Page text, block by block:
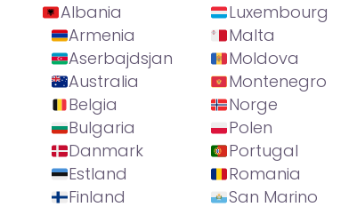
Albania
Armenia
Aserbajdsjan
Australia
Belgia
Bulgaria
Danmark
Estland
Finland
Luxembourg
Malta
Moldova
Montenegro
Norge
Polen
Portugal
Romania
San Marino